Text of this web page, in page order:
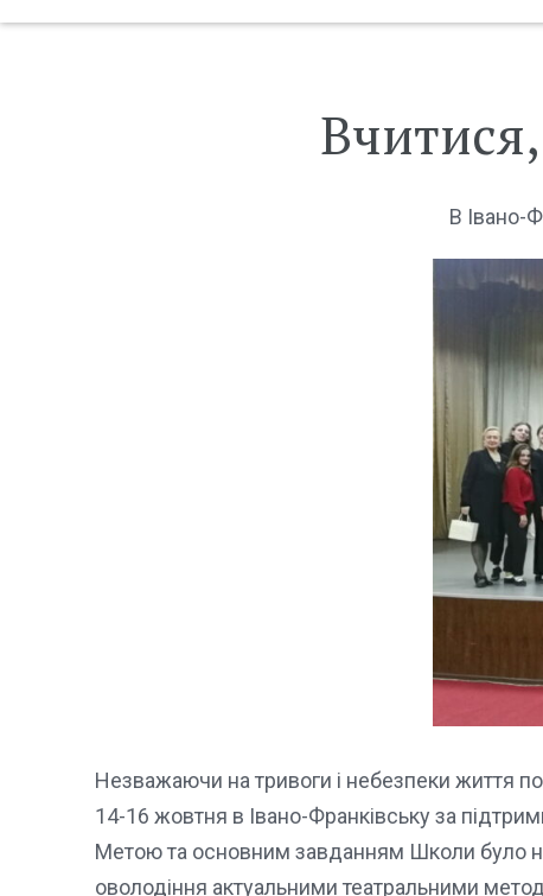
В Івано-
Незважаючи на тривоги і небезпеки життя
14-16 жовтня в Івано-Франківську за
Метою та основним завданням Школи було
оволодіння актуальними театральними